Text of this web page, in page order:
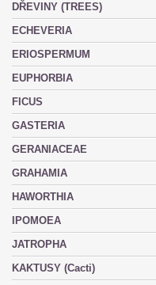
DŘEVINY (TREES)
ECHEVERIA
ERIOSPERMUM
EUPHORBIA
FICUS
GASTERIA
GERANIACEAE
GRAHAMIA
HAWORTHIA
IPOMOEA
JATROPHA
KAKTUSY (Cacti)